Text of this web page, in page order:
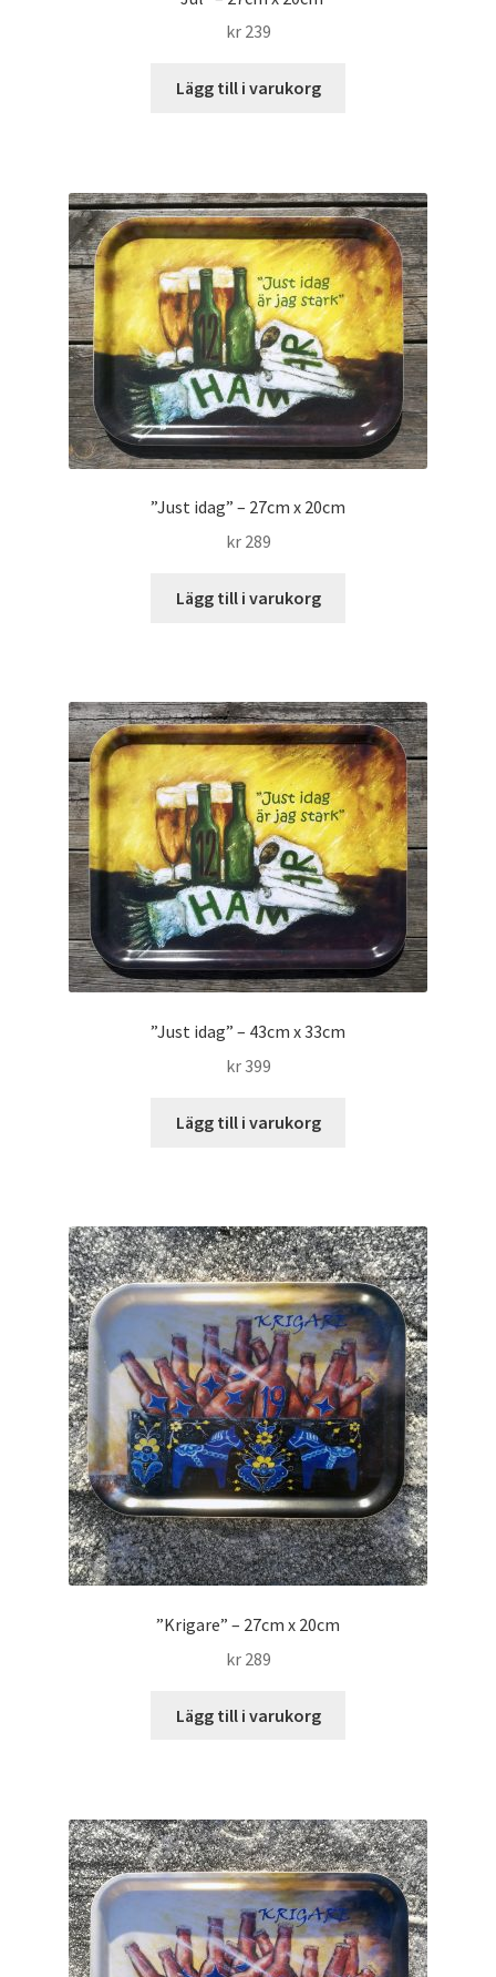
kr239
Lägg till i varukorg
”Just idag” – 27cm x 20cm
kr289
Lägg till i varukorg
”Just idag” – 43cm x 33cm
kr399
Lägg till i varukorg
”Krigare” – 27cm x 20cm
kr289
Lägg till i varukorg